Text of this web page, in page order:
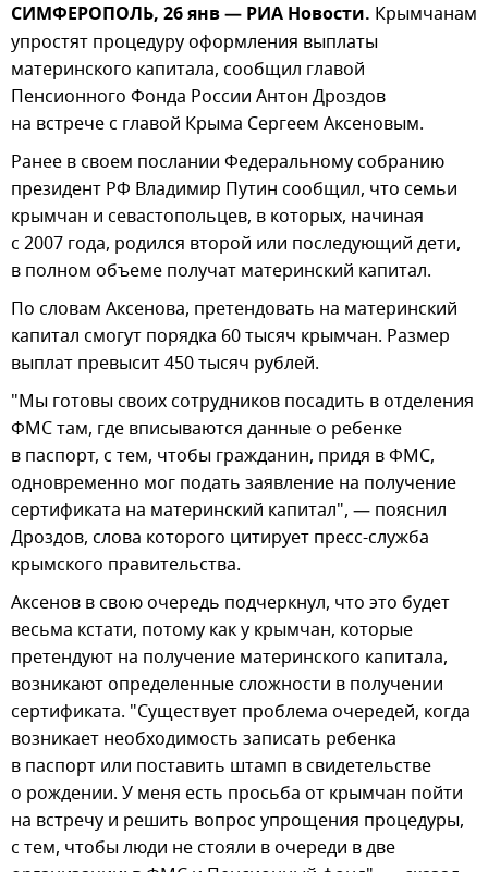
СИМФЕРОПОЛЬ, 26 янв — РИА Новости. Крымчанам
упростят процедуру оформления выплаты
материнского капитала, сообщил главой
Пенсионного Фонда России Антон Дроздов
на встрече с главой Крыма Сергеем Аксеновым.
Ранее в своем послании Федеральному собранию
президент РФ Владимир Путин сообщил, что семьи
крымчан и севастопольцев, в которых, начиная
с 2007 года, родился второй или последующий дети,
в полном объеме получат материнский капитал.
По словам Аксенова, претендовать на материнский
капитал смогут порядка 60 тысяч крымчан. Размер
выплат превысит 450 тысяч рублей.
"Мы готовы своих сотрудников посадить в отделения
ФМС там, где вписываются данные о ребенке
в паспорт, с тем, чтобы гражданин, придя в ФМС,
одновременно мог подать заявление на получение
сертификата на материнский капитал", — пояснил
Дроздов, слова которого цитирует пресс-служба
крымского правительства.
Аксенов в свою очередь подчеркнул, что это будет
весьма кстати, потому как у крымчан, которые
претендуют на получение материнского капитала,
возникают определенные сложности в получении
сертификата. "Существует проблема очередей, когда
возникает необходимость записать ребенка
в паспорт или поставить штамп в свидетельстве
о рождении. У меня есть просьба от крымчан пойти
на встречу и решить вопрос упрощения процедуры,
с тем, чтобы люди не стояли в очереди в две